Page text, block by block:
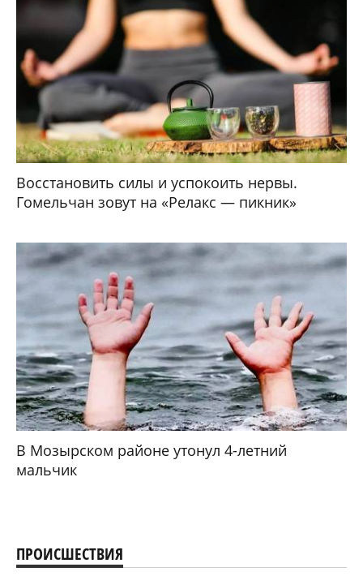
Восстановить силы и успокоить нервы.
Гомельчан зовут на «Релакс — пикник»
В Мозырском районе утонул 4-летний
мальчик
ПРОИСШЕСТВИЯ